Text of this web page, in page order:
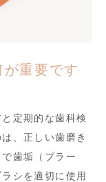
重要です
定期的な歯科検
、正しい歯磨き
歯垢（プラー
シを適切に使用